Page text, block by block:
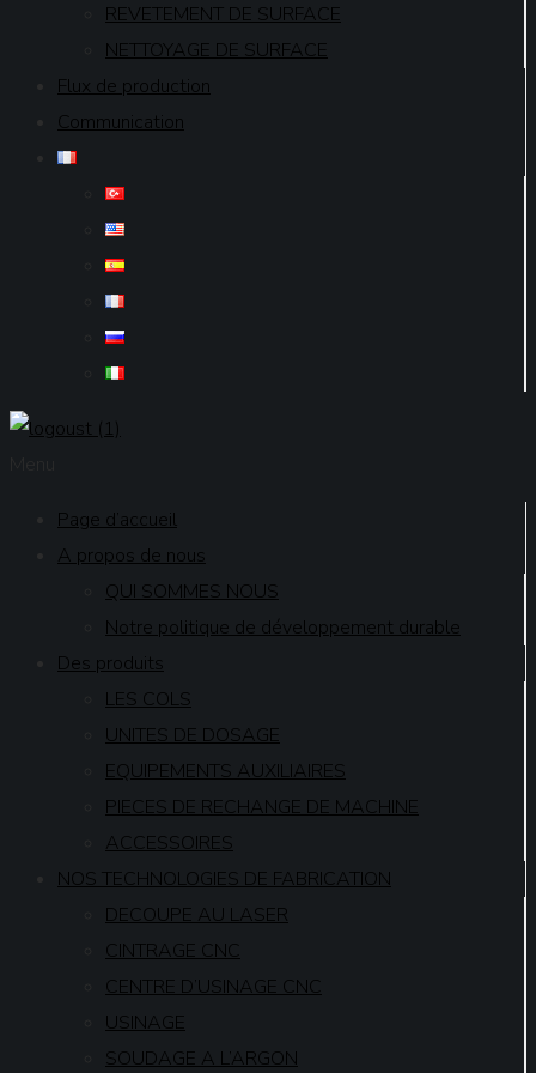
REVETEMENT DE SURFACE
NETTOYAGE DE SURFACE
Flux de production
Communication
Page d’accueil
A propos de nous
QUI SOMMES NOUS
Notre politique de développement durable
Des produits
LES COLS
UNITES DE DOSAGE
EQUIPEMENTS AUXILIAIRES
PIECES DE RECHANGE DE MACHINE
ACCESSOIRES
NOS TECHNOLOGIES DE FABRICATION
DECOUPE AU LASER
CINTRAGE CNC
CENTRE D’USINAGE CNC
USINAGE
SOUDAGE A L’ARGON